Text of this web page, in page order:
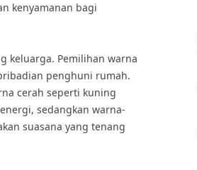
kenyamanan bagi
keluarga. Pemilihan warna
penghuni rumah.
cerah seperti kuning
sedangkan warna-
suasana yang tenang